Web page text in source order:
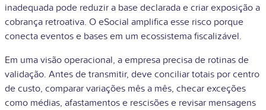
inadequada pode reduzir a base declarada e criar exposição a
cobrança retroativa. O eSocial amplifica esse risco porque
conecta eventos e bases em um ecossistema fiscalizável.
Em uma visão operacional, a empresa precisa de rotinas de
validação. Antes de transmitir, deve conciliar totais por centro
de custo, comparar variações mês a mês, checar exceções
como médias, afastamentos e rescisões e revisar mensagens